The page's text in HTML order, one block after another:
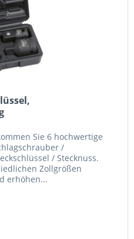
Sie 6 hochwertige
/
/ Stecknuss.
Zollgrößen
erhöhen...